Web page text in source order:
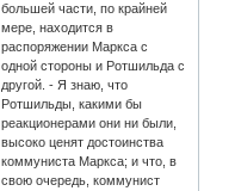
большей части, по крайней
мере, находится в
распоряжении Маркса с
одной стороны и Ротшильда с
другой. - Я знаю, что
Ротшильды, какими бы
реакционерами они ни были,
высоко ценят достоинства
коммуниста Маркса; и что, в
свою очередь, коммунист